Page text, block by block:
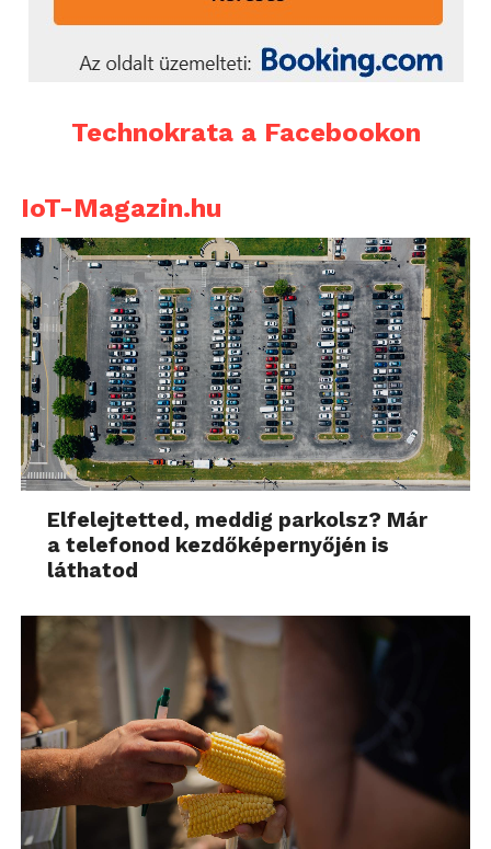
Technokrata a Facebookon
IoT-Magazin.hu
Elfelejtetted, meddig parkolsz? Már
a telefonod kezdőképernyőjén is
láthatod